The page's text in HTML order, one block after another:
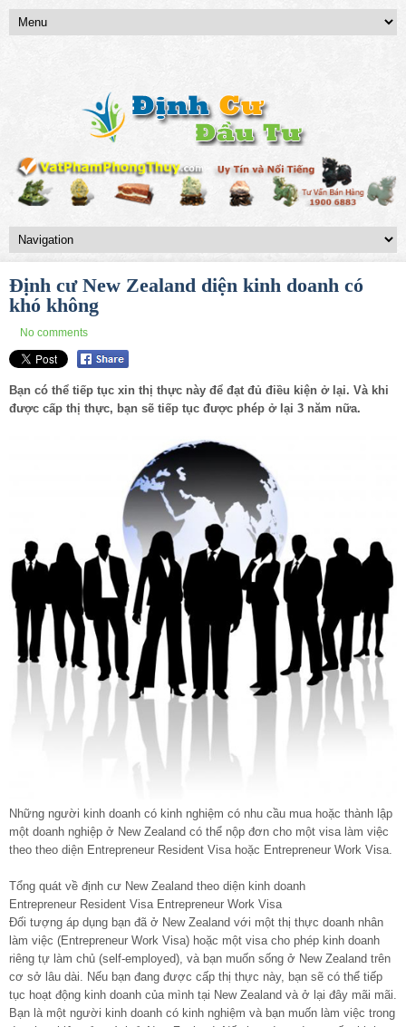
Định cư New Zealand diện kinh doanh có
khó không
No comments
Bạn có thể tiếp tục xin thị thực này để đạt đủ điều kiện ở lại. Và khi
được cấp thị thực, bạn sẽ tiếp tục được phép ở lại 3 năm nữa.
Những người kinh doanh có kinh nghiệm có nhu cầu mua hoặc thành lập
một doanh nghiệp ở New Zealand có thể nộp đơn cho một visa làm việc
theo theo diện Entrepreneur Resident Visa hoặc Entrepreneur Work Visa.
Tổng quát về định cư New Zealand theo diện kinh doanh
Entrepreneur Resident Visa Entrepreneur Work Visa
Đối tượng áp dụng bạn đã ở New Zealand với một thị thực doanh nhân
làm việc (Entrepreneur Work Visa) hoặc một visa cho phép kinh doanh
riêng tự làm chủ (self-employed), và bạn muốn sống ở New Zealand trên
cơ sở lâu dài. Nếu bạn đang được cấp thị thực này, bạn sẽ có thể tiếp
tục hoạt động kinh doanh của mình tại New Zealand và ở lại đây mãi mãi.
Bạn là một người kinh doanh có kinh nghiệm và bạn muốn làm việc trong